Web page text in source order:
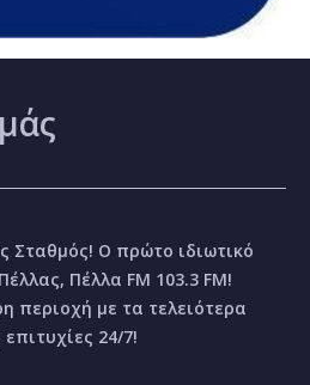
Σταθμός! Ο πρώτο ιδιωτικό
Πέλλα FM 103.3 FM!
περιοχή με τα τελειότερα
24/7!